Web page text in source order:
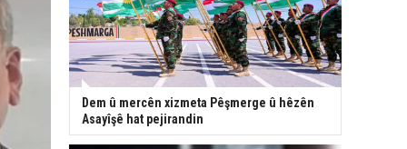
Dem û mercên xizmeta Pêşmerge û hêzên
Asayîşê hat pejirandin